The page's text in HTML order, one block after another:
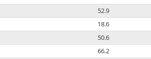
52.9
18.6
50.6
66.2